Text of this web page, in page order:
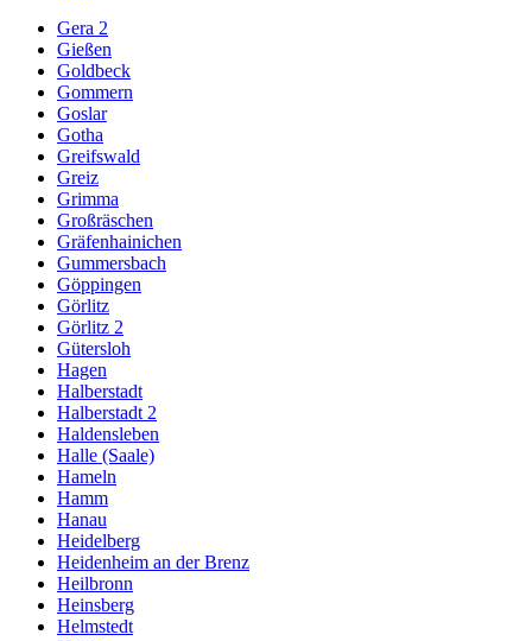
Gera 2
Gießen
Goldbeck
Gommern
Goslar
Gotha
Greifswald
Greiz
Grimma
Großräschen
Gräfenhainichen
Gummersbach
Göppingen
Görlitz
Görlitz 2
Gütersloh
Hagen
Halberstadt
Halberstadt 2
Haldensleben
Halle (Saale)
Hameln
Hamm
Hanau
Heidelberg
Heidenheim an der Brenz
Heilbronn
Heinsberg
Helmstedt